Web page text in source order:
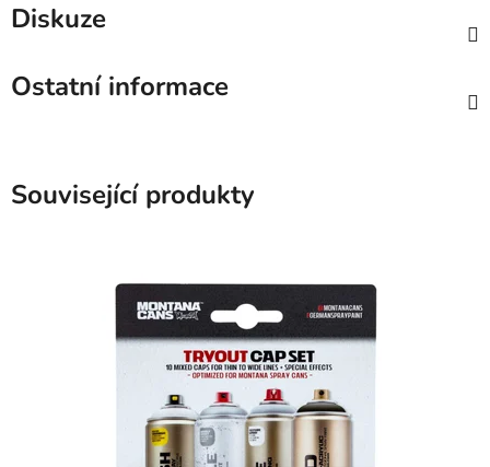
Diskuze
Ostatní informace
Související produkty